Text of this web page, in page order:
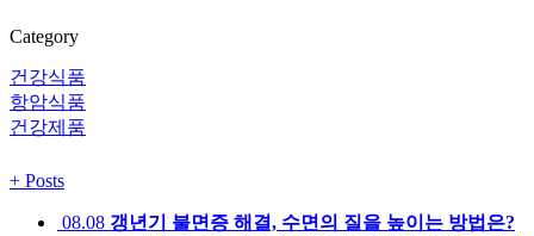
Category
건강식품
항암식품
건강제품
+ Posts
08.08 갱년기 불면증 해결, 수면의 질을 높이는 방법은?